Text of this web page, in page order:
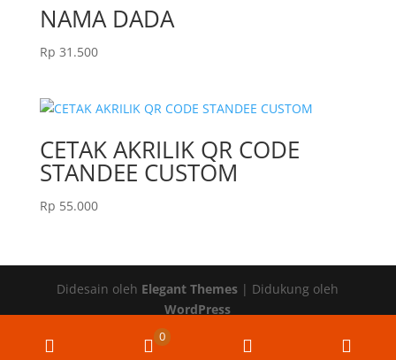
NAMA DADA
Rp 31.500
CETAK AKRILIK QR CODE
STANDEE CUSTOM
Rp 55.000
Didesain oleh Elegant Themes | Didukung oleh
WordPress
0
WooCommerce